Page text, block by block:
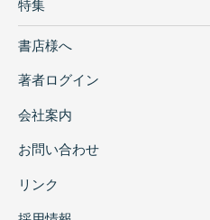
特集
書店様へ
著者ログイン
会社案内
お問い合わせ
リンク